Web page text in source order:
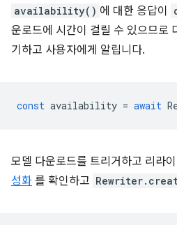
availability() 에 대한 응답이
운로드에 시간이 걸릴 수 있으므로
기하고 사용자에게 알립니다.
const availability = await
모델 다운로드를 트리거하고 리라
성화 를 확인하고